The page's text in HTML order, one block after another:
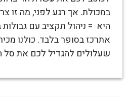
במכולת. אך רגע לפני, מה זו
היא = ניהול תקציב עם
אתרכז בסופר בלבד. כולנו
שעלולים להגדיל לכם את סל